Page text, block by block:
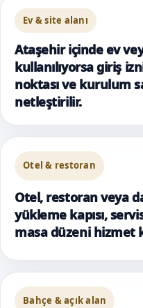
Ev & site alanı
Ataşehir içinde ev
kullanılıyorsa giriş
noktası ve kurulum
netleştirilir.
Otel & restoran
Otel, restoran veya
yükleme kapısı, servis
masa düzeni hizmet
Bahçe & açık alan